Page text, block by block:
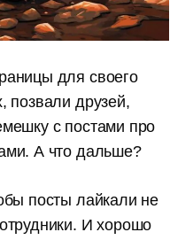
для своего
позвали друзей,
с постами про
А что дальше?
посты лайкали не
И хорошо